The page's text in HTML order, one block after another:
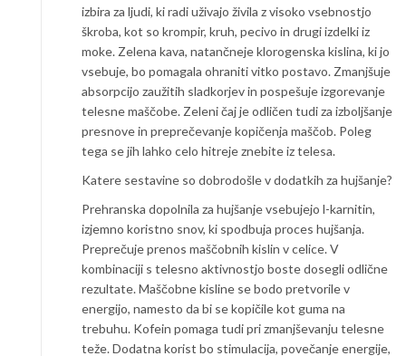
izbira za ljudi, ki radi uživajo živila z visoko vsebnostjo
škroba, kot so krompir, kruh, pecivo in drugi izdelki iz
moke. Zelena kava, natančneje klorogenska kislina, ki jo
vsebuje, bo pomagala ohraniti vitko postavo. Zmanjšuje
absorpcijo zaužitih sladkorjev in pospešuje izgorevanje
telesne maščobe. Zeleni čaj je odličen tudi za izboljšanje
presnove in preprečevanje kopičenja maščob. Poleg
tega se jih lahko celo hitreje znebite iz telesa.
Katere sestavine so dobrodošle v dodatkih za hujšanje?
Prehranska dopolnila za hujšanje vsebujejo l-karnitin,
izjemno koristno snov, ki spodbuja proces hujšanja.
Preprečuje prenos maščobnih kislin v celice. V
kombinaciji s telesno aktivnostjo boste dosegli odlične
rezultate. Maščobne kisline se bodo pretvorile v
energijo, namesto da bi se kopičile kot guma na
trebuhu. Kofein pomaga tudi pri zmanjševanju telesne
teže. Dodatna korist bo stimulacija, povečanje energije,